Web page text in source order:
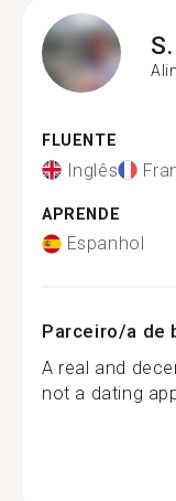
S.
FLUENTE
Inglês
APRENDE
Espanhol
Parceiro/a de
A real and
not a dating